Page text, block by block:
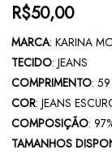
R$50,00
MARCA: KARINA
TECIDO: JEANS
COMPRIMENTO:
COR: JEANS
COMPOSIÇÃO:
TAMANHOS